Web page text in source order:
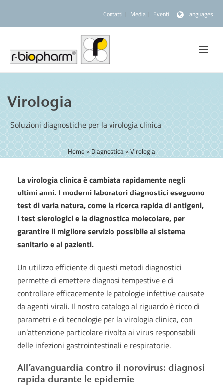
Contatti Media Eventi Languages
Virologia
Soluzioni diagnostiche per la virologia clinica
Home»Diagnostica»Virologia
La virologia clinica è cambiata rapidamente negli
ultimi anni. I moderni laboratori diagnostici eseguono
test di varia natura, come la ricerca rapida di antigeni,
i test sierologici e la diagnostica molecolare, per
garantire il migliore servizio possibile al sistema
sanitario e ai pazienti.
Un utilizzo efficiente di questi metodi diagnostici
permette di emettere diagnosi tempestive e di
controllare efficacemente le patologie infettive causate
da agenti virali. Il nostro catalogo al riguardo è ricco di
parametri e di tecnologie per la virologia clinica, con
un’attenzione particolare rivolta ai virus responsabili
delle infezioni gastrointestinali e respiratorie.
All’avanguardia contro il norovirus: diagnosi
rapida durante le epidemie